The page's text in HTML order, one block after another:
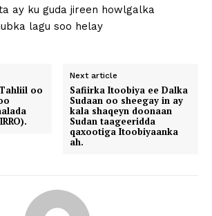
ay ku guda jireen howlgalka
lagu soo helay
oo
Next article
Safiirka Itoobiya ee Dalka
Sudaan oo sheegay in ay
kala shaqeyn doonaan
Sudan taageeridda
qaxootiga Itoobiyaanka
ah.